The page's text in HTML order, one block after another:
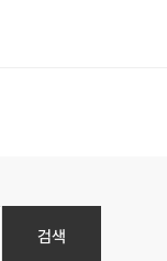
검색